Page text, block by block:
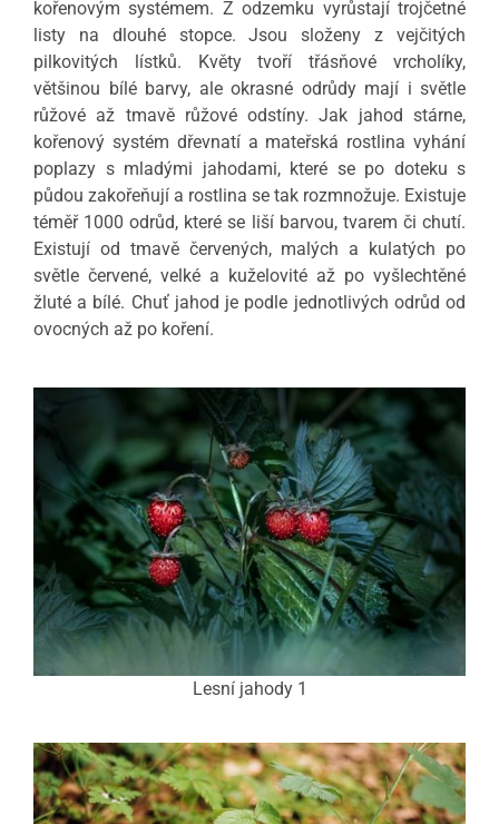
kořenovým systémem. Z odzemku vyrůstají trojčetné
listy na dlouhé stopce. Jsou složeny z vejčitých
pilkovitých lístků. Květy tvoří třásňové vrcholíky,
většinou bílé barvy, ale okrasné odrůdy mají i světle
růžové až tmavě růžové odstíny. Jak jahod stárne,
kořenový systém dřevnatí a mateřská rostlina vyhání
poplazy s mladými jahodami, které se po doteku s
půdou zakořeňují a rostlina se tak rozmnožuje. Existuje
téměř 1000 odrůd, které se liší barvou, tvarem či chutí.
Existují od tmavě červených, malých a kulatých po
světle červené, velké a kuželovité až po vyšlechtěné
žluté a bílé. Chuť jahod je podle jednotlivých odrůd od
ovocných až po koření.
Lesní jahody 1